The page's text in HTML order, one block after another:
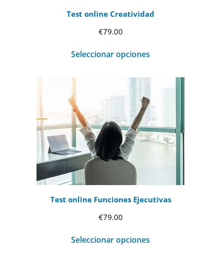
Test online Creatividad
€79.00
Seleccionar opciones
Test online Funciones Ejecutivas
€79.00
Seleccionar opciones